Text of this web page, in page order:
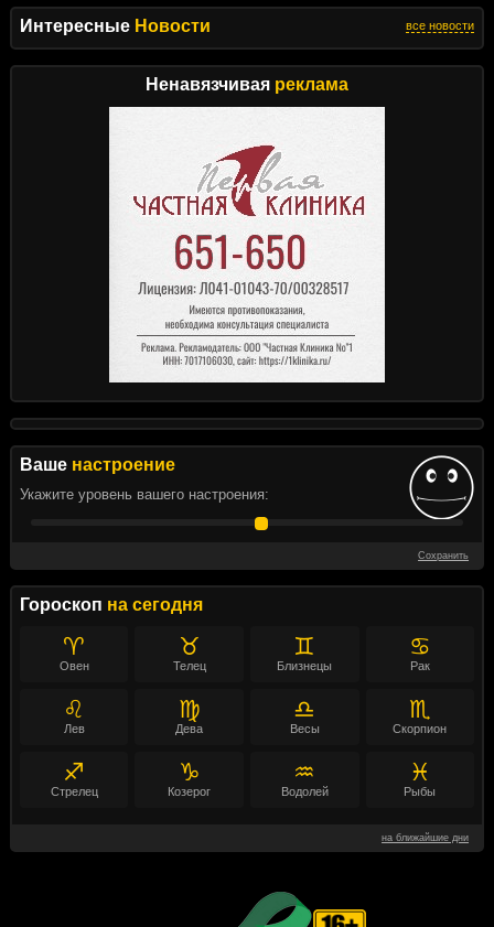
Интересные Новости все новости
Ненавязчивая реклама
Ваше настроение
Укажите уровень вашего настроения:
Сохранить
Гороскоп на сегодня
♈
Овен
♉
Телец
♊
Близнецы
♋
Рак
♌
Лев
♍
Дева
♎
Весы
♏
Скорпион
♐
Стрелец
♑
Козерог
♒
Водолей
♓
Рыбы
на ближайшие дни